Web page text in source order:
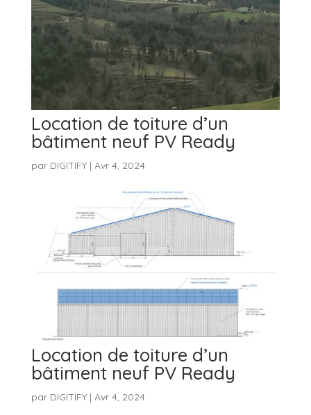
Location de toiture d’un
bâtiment neuf PV Ready
par DIGITIFY| Avr 4, 2024
Location de toiture d’un
bâtiment neuf PV Ready
par DIGITIFY| Avr 4, 2024